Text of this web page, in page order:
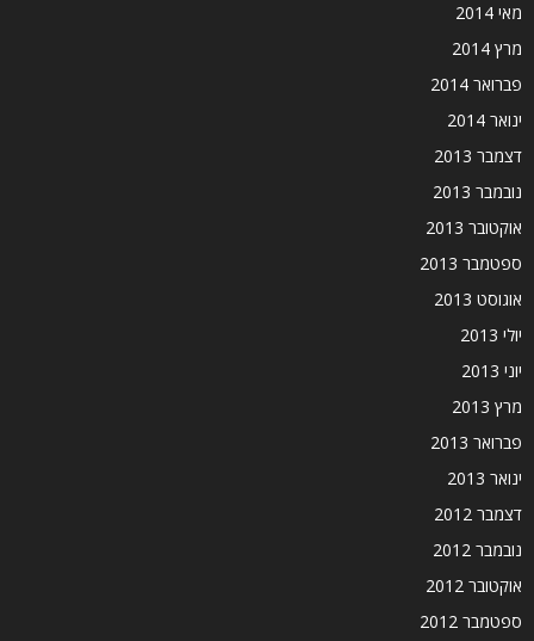
מאי 2014
מרץ 2014
פברואר 2014
ינואר 2014
דצמבר 2013
נובמבר 2013
אוקטובר 2013
ספטמבר 2013
אוגוסט 2013
יולי 2013
יוני 2013
מרץ 2013
פברואר 2013
ינואר 2013
דצמבר 2012
נובמבר 2012
אוקטובר 2012
ספטמבר 2012